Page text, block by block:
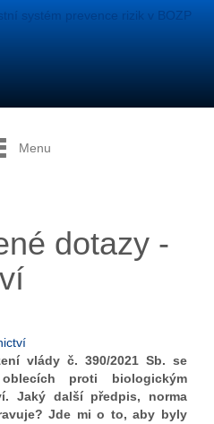
Menu
dotazy -
vlády č. 390/2021 Sb. se
proti biologickým
Jaký další předpis, norma
Jde mi o to, aby byly